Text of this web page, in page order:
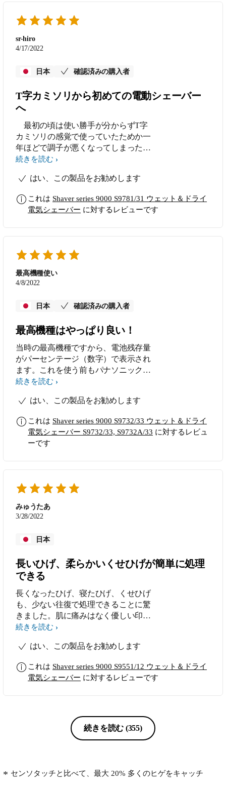
sr-hiro
4/17/2022
日本 確認済みの購入者
T字カミソリから初めての電動シェーバー
へ
最初の頃は使い勝手が分からずT字
カミソリの感覚で使っていたためか一
年ほどで調子が悪くなってしまった
が、保証期間内ということで無料で新
リとの違いや注意点。 １．剃るとい
２．シェービングユニットには向きを
固定する突起があるので、本体から外
３．ドライでもシェービングユニット
は途中で洗った方が良い（オイリー肌
は特に） ４．シェービングユニット
を洗うときは分解せず、洗浄器のよう
て空回しさせた方が確実でパーツにも
みち洗うことにはなるのでドライに拘
らずウェットで使った方が良い。
６．洗浄器にセットする時は上記の洗
浄をした上で水気をしっかり切ってお
かないと洗浄器の故障の原因になる。
説明書にあることばかりなのだが一
飛ばして感覚で扱ってしまうとダメに
なってしまいやすいと思う。熟読した
方が良い。
続きを読む
はい、この製品をお勧めします
これは Shaver series 9000 S9781/31 ウェット＆ドライ
電気シェーバー に対するレビューです
最高機種使い
4/8/2022
日本 確認済みの購入者
最高機種はやっぱり良い！
当時の最高機種ですから、電池残存量
がパーセンテージ（数字）で表示され
ます。これを使う前もパナソニックで
残存量がパーセンテージ（数字）で表
量はパーセンテージ（数字）に限る！
続きを読む
はい、この製品をお勧めします
これは Shaver series 9000 S9732/33 ウェット＆ドライ
電気シェーバー S9732/33, S9732A/33 に対するレビュ
ーです
みゅうたあ
3/28/2022
日本
長いひげ、柔らかいくせひげが簡単に処理
できる
長くなったひげ、寝たひげ、くせひげ
も、少ない往復で処理できることに驚
きました。肌に痛みはなく優しい印象
です。
続きを読む
はい、この製品をお勧めします
これは Shaver series 9000 S9551/12 ウェット＆ドライ
電気シェーバー に対するレビューです
続きを読む (355)
センソタッチと比べて、最大 20% 多くのヒゲをキャッチ